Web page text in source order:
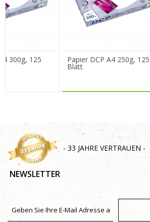
300g, 125 Papier DCP A4 250g, 125
Blatt
- 33 JAHRE VERTRAUEN -
NEWSLETTER